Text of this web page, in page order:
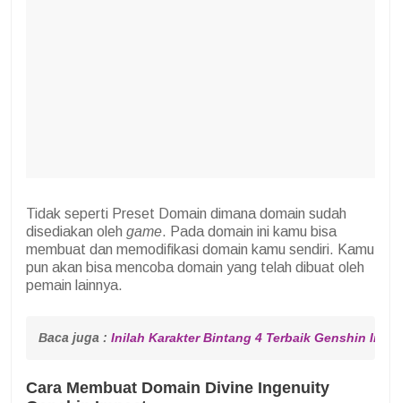
Tidak seperti Preset Domain dimana domain sudah
disediakan oleh game. Pada domain ini kamu bisa
membuat dan memodifikasi domain kamu sendiri. Kamu
pun akan bisa mencoba domain yang telah dibuat oleh
pemain lainnya.
Baca juga : Inilah Karakter Bintang 4 Terbaik Genshin
Cara Membuat Domain Divine Ingenuity